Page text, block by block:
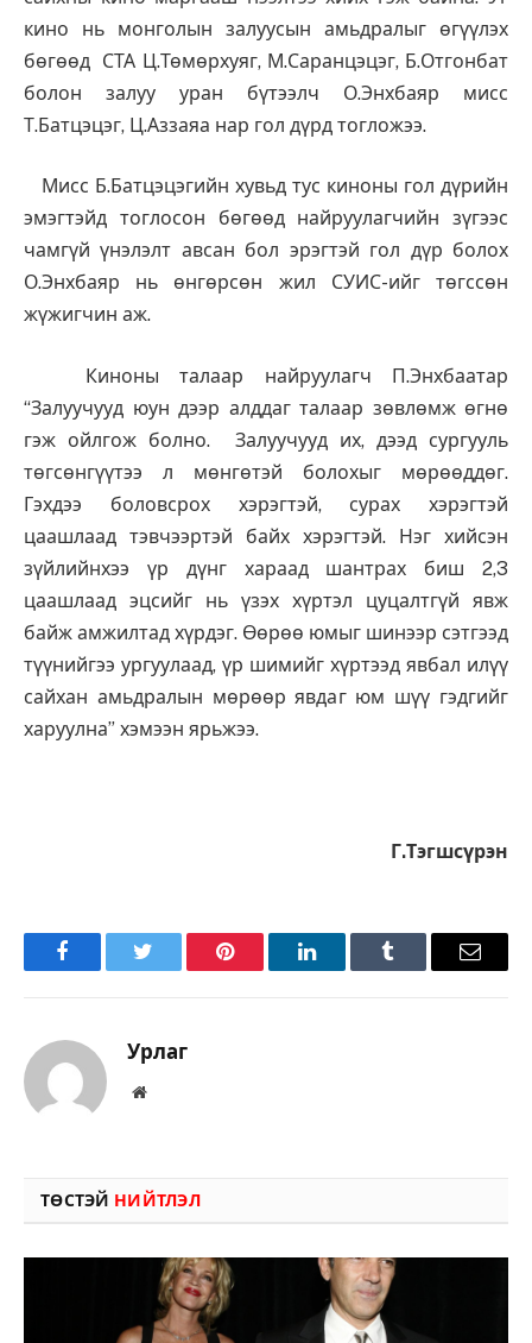
кино нь монголын залуусын амьдралыг өгүүлэх
бөгөөд СТА Ц.Төмөрхуяг, М.Саранцэцэг, Б.Отгонбат
болон залуу уран бүтээлч О.Энхбаяр мисс
Т.Батцэцэг, Ц.Аззаяа нар гол дүрд тогложээ.
Мисс Б.Батцэцэгийн хувьд тус киноны гол дүрийн
эмэгтэйд тоглосон бөгөөд найруулагчийн зүгээс
чамгүй үнэлэлт авсан бол эрэгтэй гол дүр болох
О.Энхбаяр нь өнгөрсөн жил СУИС-ийг төгссөн
жүжигчин аж.
Киноны талаар найруулагч П.Энхбаатар
“Залуучууд юун дээр алддаг талаар зөвлөмж өгнө
гэж ойлгож болно. Залуучууд их, дээд сургууль
төгсөнгүүтээ л мөнгөтэй болохыг мөрөөддөг.
Гэхдээ боловсрох хэрэгтэй, сурах хэрэгтэй
цаашлаад тэвчээртэй байх хэрэгтэй. Нэг хийсэн
зүйлийнхээ үр дүнг хараад шантрах биш 2,3
цаашлаад эцсийг нь үзэх хүртэл цуцалтгүй явж
байж амжилтад хүрдэг. Өөрөө юмыг шинээр сэтгээд
түүнийгээ ургуулаад, үр шимийг хүртээд явбал илүү
сайхан амьдралын мөрөөр явдаг юм шүү гэдгийг
харуулна” хэмээн ярьжээ.
Г.Тэгшсүрэн
FacebookTwitter Pinterest LinkedInTumblr Имэйл
Урлаг
Вэбсайт
ТӨСТЭЙ НИЙТЛЭЛ